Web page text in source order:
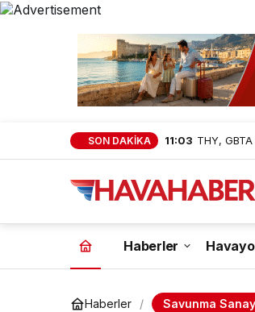
SON DAKİKA 11:03 THY,
Haberler
Haberler Savunma